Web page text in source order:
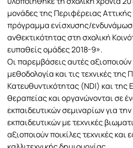
μονάδες της Περιφέρειας Αττικής
πρόγραμμα ενίσχυσης/
ανθεκτικότητας στη σχολική
ευπαθείς ομάδες 2018-9».
Οι παρεμβάσεις αυτές αξιοποιούν
μεθοδολογία και τις τεχνικές
Κατευθυντικότητας (NDI) και της
θεραπείας και οργανώνονται σε
εκπαιδευτικών σεμιναρίων για
εκπαιδευτικών με τεχνικές
αξιοποιούν ποικίλες τεχνικές